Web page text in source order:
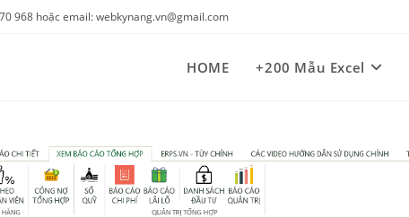
968 hoặc email: webkynang.vn@gmail.com
HOME +200 Mẫu Excel